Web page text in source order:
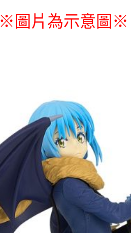
宅配-木棉花樂園專用
※圖片為示意圖 ※